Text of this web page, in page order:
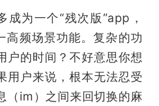
成为一个“残次版”app，
高频场景功能。复杂的功
户的时间？不好意思你想
用户来说，根本无法忍受
（im）之间来回切换的麻